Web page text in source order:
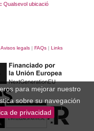
para mejorar nuestro
sobre su navegación
de privacidad
Qualsevol ubicació
Avisos legals | FAQs | Links